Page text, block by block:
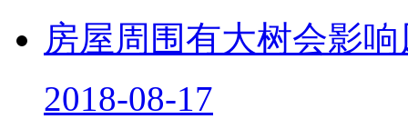
房屋周围有大树会影
2018-08-17